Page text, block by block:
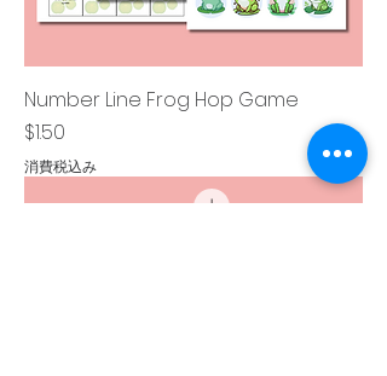
Number Line Frog Hop Game
価格
$1.50
消費税込み